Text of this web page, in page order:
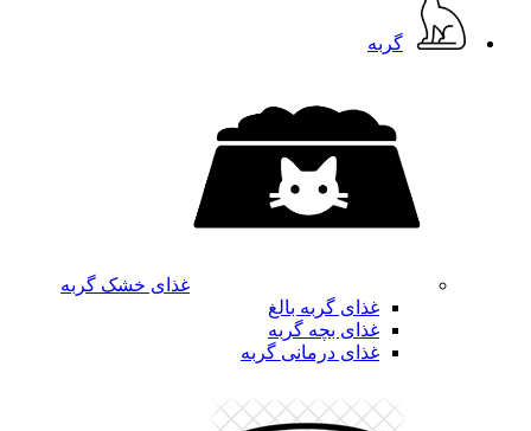
گربه
غذای خشک گربه
غذای گربه بالغ
غذای بچه گربه
غذای درمانی گربه